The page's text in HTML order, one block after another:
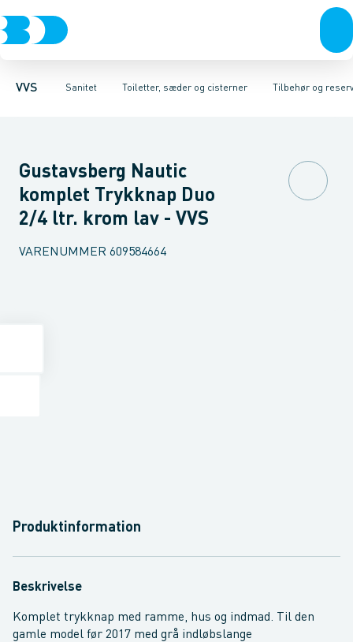
VVS Sanitet
Rør & fittingsPressfittings & rør Kuglehaner & ventilerAfløb
Toiletter, sæder og cisterner
Toiletter, sæder og cisternerVaske Armaturer Brusere
Tilbehør og
Gulvstående toiletterVæghængte skåleVæghængte toiletter
Gustavsberg Nautic
komplet Trykknap Duo
2/4 ltr. krom lav - VVS
VARENUMMER 609584664
Produktinformation
Beskrivelse
Komplet trykknap med ramme, hus og indmad. Til den
gamle model før 2017 med grå indløbslange